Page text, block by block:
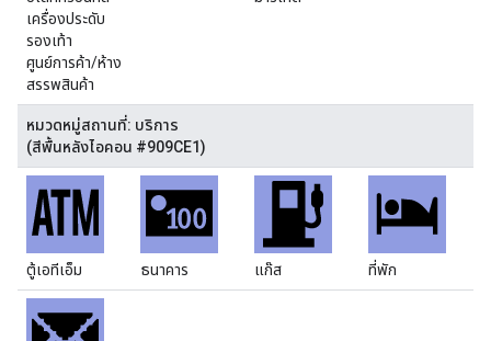
เครื่องประดับ
รองเท้า
ศูนย์การค้า/ห้าง
สรรพสินค้า
หมวดหมู่สถานที่: บริการ
(สีพื้นหลังไอคอน #909CE1)
ตู้เอทีเอ็ม ธนาคาร แก๊ส ที่พัก